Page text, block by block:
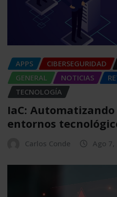
APPS CIBERSEGURIDAD
GENERAL
NOTICIAS
TECNOLOGÍA
IaC:
entornos
Carlos Conde Ago 7,